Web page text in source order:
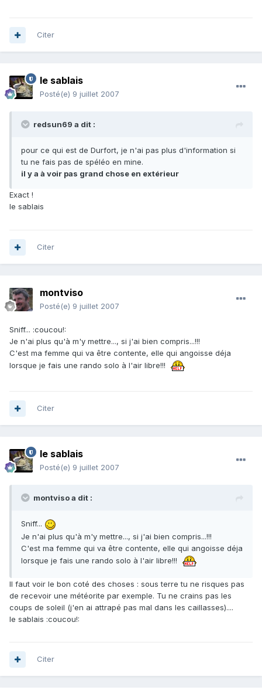
Citer
le sablais
Posté(e) 9 juillet 2007
redsun69 a dit :
pour ce qui est de Durfort, je n'ai pas plus d'information si
tu ne fais pas de spéléo en mine.
il y a à voir pas grand chose en extérieur
Exact !
le sablais
Citer
montviso
Posté(e) 9 juillet 2007
Sniff... :coucou!:
Je n'ai plus qu'à m'y mettre..., si j'ai bien compris...!!!
C'est ma femme qui va être contente, elle qui angoisse déja
lorsque je fais une rando solo à l'air libre!!!
Citer
le sablais
Posté(e) 9 juillet 2007
montviso a dit :
Sniff...
Je n'ai plus qu'à m'y mettre..., si j'ai bien compris...!!!
C'est ma femme qui va être contente, elle qui angoisse déja
lorsque je fais une rando solo à l'air libre!!!
Il faut voir le bon coté des choses : sous terre tu ne risques pas
de recevoir une météorite par exemple. Tu ne crains pas les
coups de soleil (j'en ai attrapé pas mal dans les caillasses)....
le sablais :coucou!:
Citer